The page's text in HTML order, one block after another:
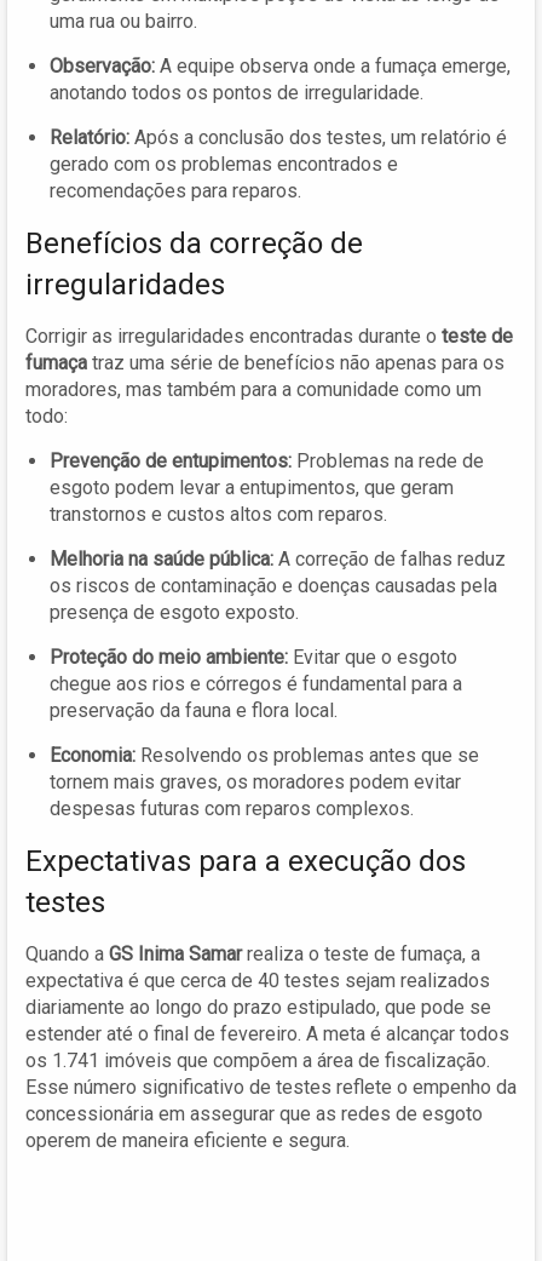
uma rua ou bairro.
Observação: A equipe observa onde a fumaça emerge,
anotando todos os pontos de irregularidade.
Relatório: Após a conclusão dos testes, um relatório é
gerado com os problemas encontrados e
recomendações para reparos.
Benefícios da correção de
irregularidades
Corrigir as irregularidades encontradas durante o teste de
fumaça traz uma série de benefícios não apenas para os
moradores, mas também para a comunidade como um
todo:
Prevenção de entupimentos: Problemas na rede de
esgoto podem levar a entupimentos, que geram
transtornos e custos altos com reparos.
Melhoria na saúde pública: A correção de falhas reduz
os riscos de contaminação e doenças causadas pela
presença de esgoto exposto.
Proteção do meio ambiente: Evitar que o esgoto
chegue aos rios e córregos é fundamental para a
preservação da fauna e flora local.
Economia: Resolvendo os problemas antes que se
tornem mais graves, os moradores podem evitar
despesas futuras com reparos complexos.
Expectativas para a execução dos
testes
Quando a GS Inima Samarrealiza o teste de fumaça, a
expectativa é que cerca de 40 testes sejam realizados
diariamente ao longo do prazo estipulado, que pode se
estender até o final de fevereiro. A meta é alcançar todos
os 1.741 imóveis que compõem a área de fiscalização.
Esse número significativo de testes reflete o empenho da
concessionária em assegurar que as redes de esgoto
operem de maneira eficiente e segura.